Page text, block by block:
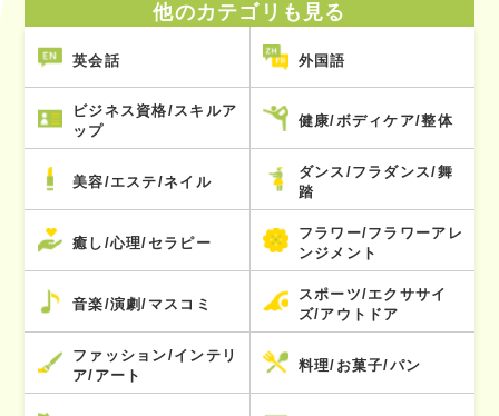
他のカテゴリも見る
英会話 外国語
ビジネス資格/スキルア
ップ
健康/ボディケア/整体
美容/エステ/ネイル
ダンス/フラダンス/舞
踏
癒し/心理/セラピー
フラワー/フラワーアレ
ンジメント
音楽/演劇/マスコミ
スポーツ/エクササイ
ズ/アウトドア
ファッション/インテリ
ア/アート
料理/お菓子/パン